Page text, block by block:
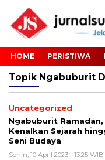
HOME PERISTIWA
Topik Ngabuburit
Uncategorized
Ngabuburit
Kenalkan Sejarah
Seni Budaya
Senin, 10 April 2023 - 13:25 WIB